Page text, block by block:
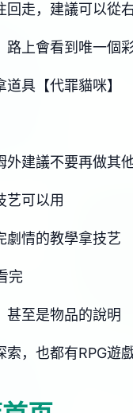
回走，建議可以從
路上會看到唯一個
具【代罪貓咪】
建議不要再做其
艺可以用
劇情的教學拿技艺
完
甚至是物品的說明
，也都有RPG遊